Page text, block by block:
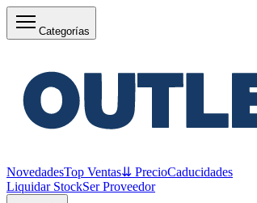
Categorías
NovedadesTop Ventas⇊ PrecioCaducidades
Liquidar StockSer Proveedor